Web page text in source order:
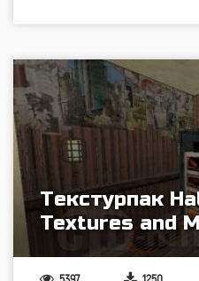
Текстурпак
Textures and